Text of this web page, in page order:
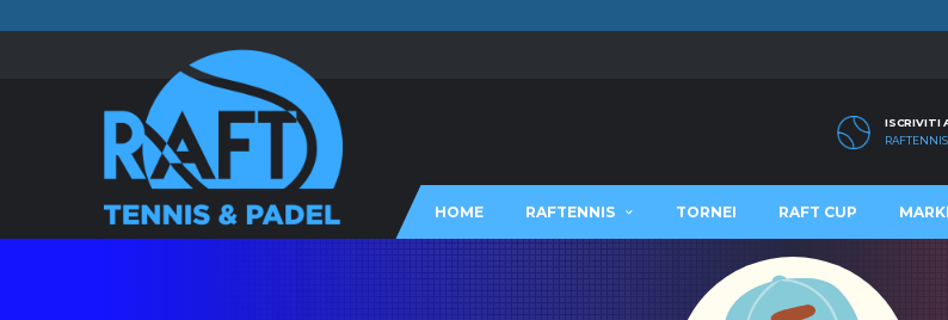
ISCRIVITI
RAFTENNIS
HOME RAFTENNIS TORNEI RAFT CUP